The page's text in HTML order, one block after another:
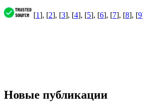
[1], [2], [3], [4], [5], [6], [7], [8], [9
Новые публикации